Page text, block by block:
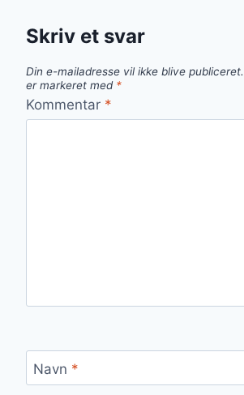
Skriv et svar
Din e-mailadresse vil ikke blive publiceret.
er markeret med *
Kommentar *
Navn *